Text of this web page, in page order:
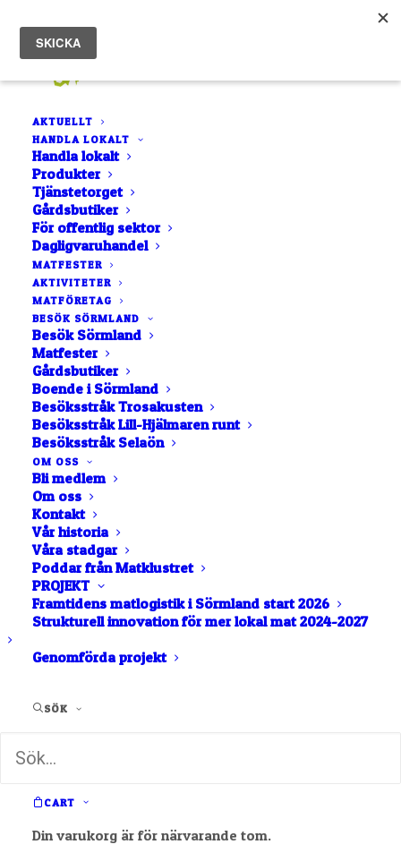
AKTUELLT
HANDLA LOKALT
Handla lokalt
Produkter
Tjänstetorget
Gårdsbutiker
För offentlig sektor
Dagligvaruhandel
MATFESTER
AKTIVITETER
MATFÖRETAG
BESÖK SÖRMLAND
Besök Sörmland
Matfester
Gårdsbutiker
Boende i Sörmland
Besöksstråk Trosakusten
Besöksstråk Lill-Hjälmaren runt
Besöksstråk Selaön
OM OSS
Bli medlem
Om oss
Kontakt
Vår historia
Våra stadgar
Poddar från Matklustret
PROJEKT
Framtidens matlogistik i Sörmland start 2026
Strukturell innovation för mer lokal mat 2024-2027
Genomförda projekt
SÖK
CART
Din varukorg är för närvarande tom.
Byggnasvård
Visar 1 - 1 av 1 lokala matföretag i kategorin
"Byggnasvård".
NÄRA MIG
BOKSTAVSORDNING
LISTA